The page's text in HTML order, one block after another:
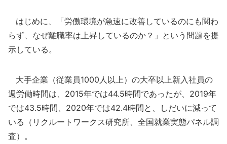
はじめに、「労働環境が急速に改善しているのにも関わ
らず、なぜ離職率は上昇しているのか？」という問題を提
示している。
大手企業（従業員1000人以上）の大卒以上新入社員の
週労働時間は、2015年では44.5時間であったが、2019年
では43.5時間、2020年では42.4時間と、しだいに減って
いる（リクルートワークス研究所、全国就業実態パネル調
査）。